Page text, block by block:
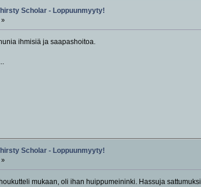
Scholar - Loppuunmyyty!
»
ihmisiä ja saapashoitoa.
Scholar - Loppuunmyyty!
»
mukaan, oli ihan huippumeininki. Hassuja